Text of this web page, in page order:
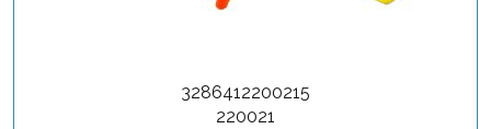
3286412200215
220021